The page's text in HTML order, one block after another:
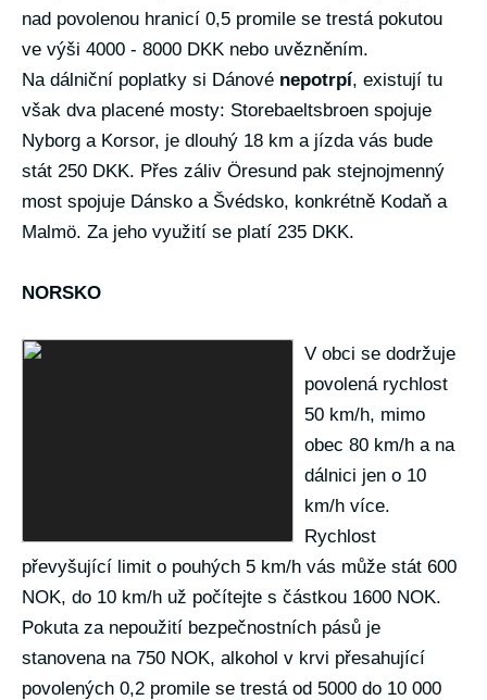
nad povolenou hranicí 0,5 promile se trestá pokutou
ve výši 4000 - 8000 DKK nebo uvězněním.
Na dálniční poplatky si Dánové nepotrpí, existují tu
však dva placené mosty: Storebaeltsbroen spojuje
Nyborg a Korsor, je dlouhý 18 km a jízda vás bude
stát 250 DKK. Přes záliv Öresund pak stejnojmenný
most spojuje Dánsko a Švédsko, konkrétně Kodaň a
Malmö. Za jeho využití se platí 235 DKK.
NORSKO
V obci se dodržuje
povolená rychlost
50 km/h, mimo
obec 80 km/h a na
dálnici jen o 10
km/h více.
Rychlost
převyšující limit o pouhých 5 km/h vás může stát 600
NOK, do 10 km/h už počítejte s částkou 1600 NOK.
Pokuta za nepoužití bezpečnostních pásů je
stanovena na 750 NOK, alkohol v krvi přesahující
povolených 0,2 promile se trestá od 5000 do 10 000